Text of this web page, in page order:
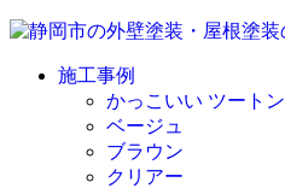
施工事例
かっこいい ツートン
ベージュ
ブラウン
クリアー